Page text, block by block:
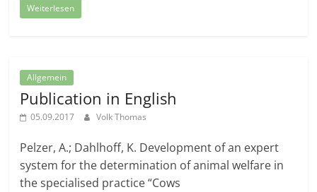
Weiterlesen
Allgemein
Publication in English
05.09.2017 Volk Thomas
Pelzer, A.; Dahlhoff, K. Development of an expert
system for the determination of animal welfare in
the specialised practice “Cows